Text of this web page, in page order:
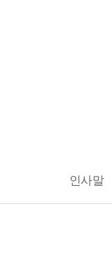
인사말